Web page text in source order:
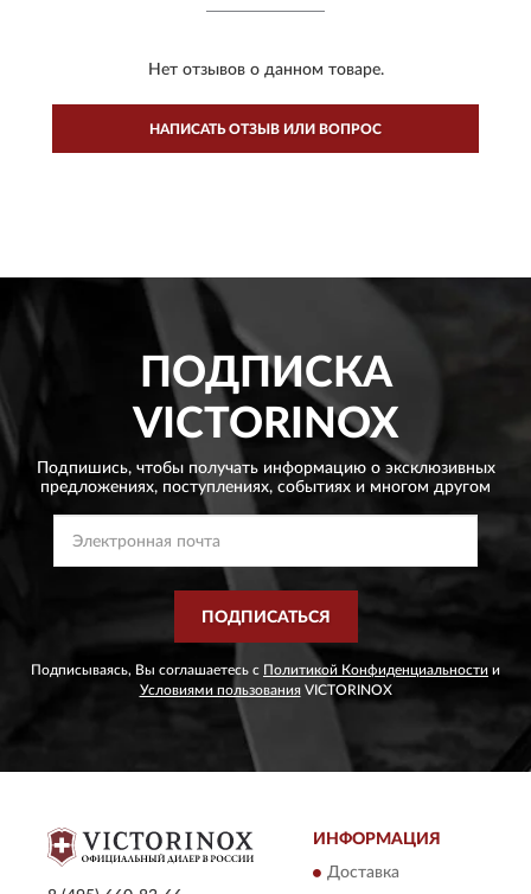
Нет отзывов о данном товаре.
НАПИСАТЬ ОТЗЫВ ИЛИ ВОПРОС
ПОДПИСКА
VICTORINOX
Подпишись, чтобы получать информацию о эксклюзивных
предложениях, поступлениях, событиях и многом другом
ПОДПИСАТЬСЯ
Подписываясь, Вы соглашаетесь с Политикой Конфиденциальности и
Условиями пользованияVICTORINOX
ИНФОРМАЦИЯ
Доставка